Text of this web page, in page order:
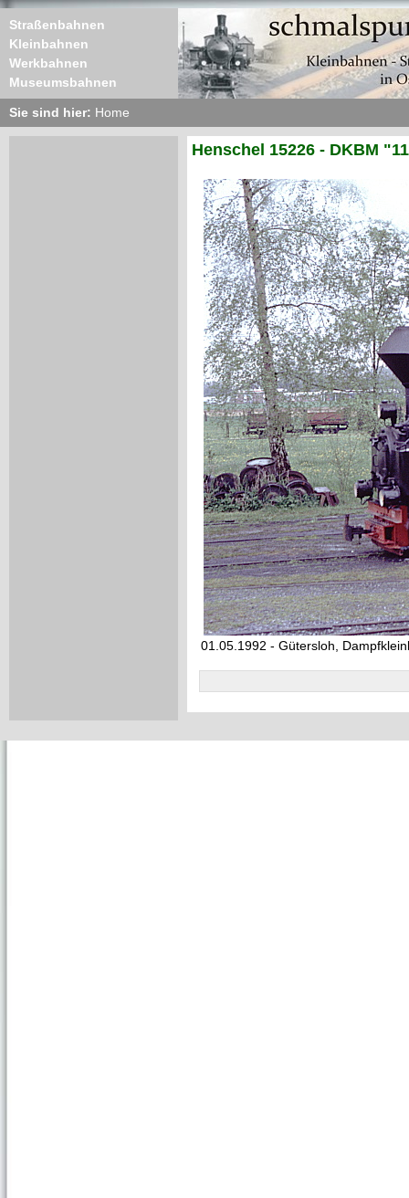
Straßenbahnen
Kleinbahnen
Werkbahnen
Museumsbahnen
Sie sind hier: Home
Henschel 15226 - DKBM
01.05.1992 - Gütersloh,